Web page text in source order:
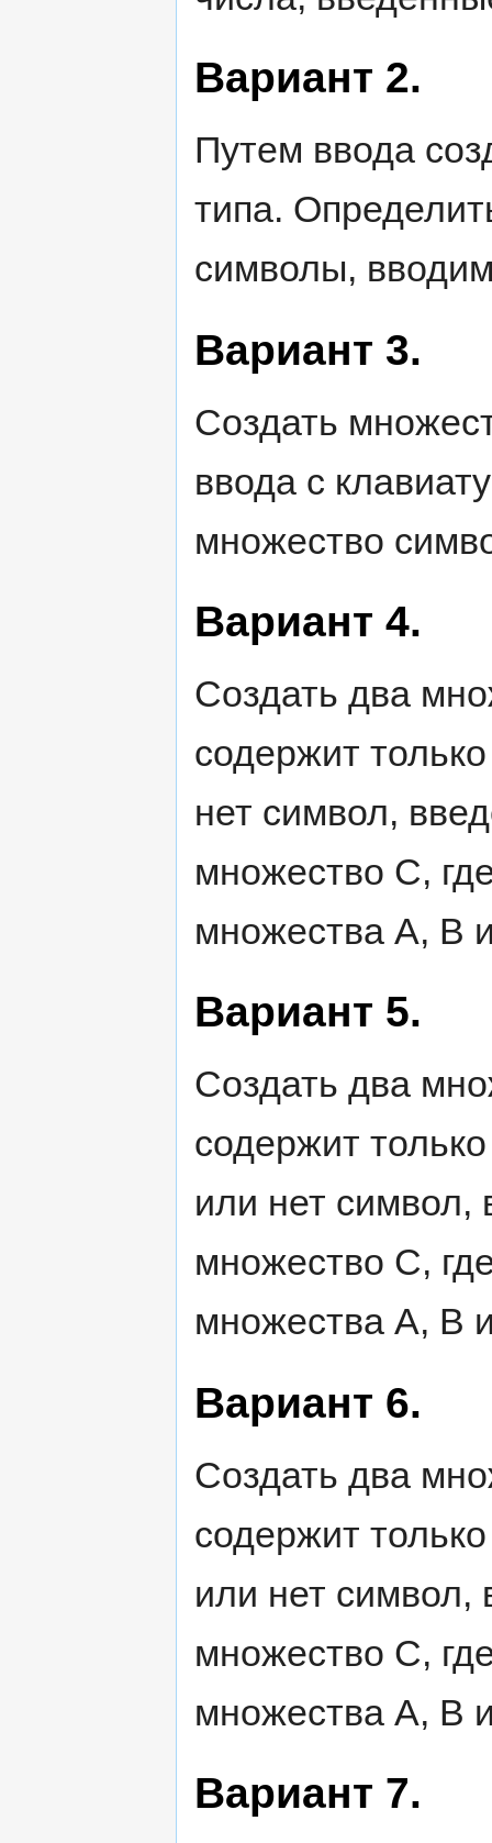
Вариант 2.
Путем ввода
типа.
символы,
Вариант 3.
Создать
ввода с
множество
Вариант 4.
Создать два
содержит
нет символ,
множество С,
множества А, В
Вариант 5.
Создать два
содержит
или нет символ,
множество С,
множества А, В
Вариант 6.
Создать два
содержит
или нет символ,
множество С,
множества А, В
Вариант 7.